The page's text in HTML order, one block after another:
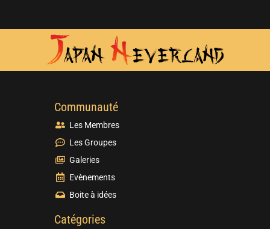
Communauté
Les Membres
Les Groupes
Galeries
Evènements
Boite à idées
Catégories